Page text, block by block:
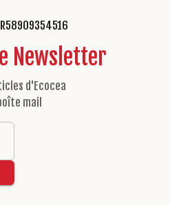
Newsletter
d'Ecocea
mail